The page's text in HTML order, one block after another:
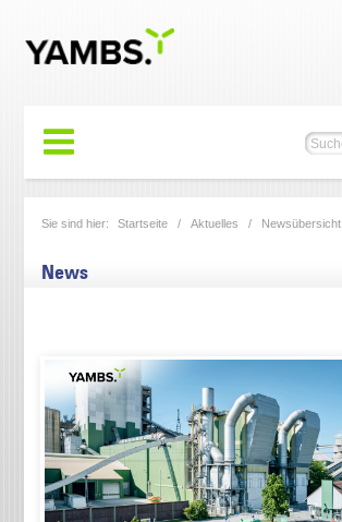
Sie sind hier: Startseite /Aktuelles / Newsübersicht
News